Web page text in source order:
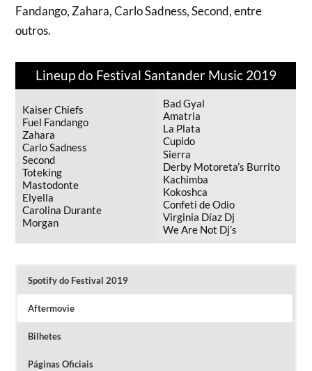
Fandango, Zahara, Carlo Sadness, Second, entre
outros.
Lineup do Festival Santander Music 2019
Kaiser Chiefs
Fuel Fandango
Zahara
Carlo Sadness
Second
Toteking
Mastodonte
Elyella
Carolina Durante
Morgan
Bad Gyal
Amatria
La Plata
Cupido
Sierra
Derby Motoreta’s Burrito
Kachimba
Kokoshca
Confeti de Odio
Virginia Díaz Dj
We Are Not Dj’s
Spotify do Festival 2019
Aftermovie
Bilhetes
Páginas Oficiais